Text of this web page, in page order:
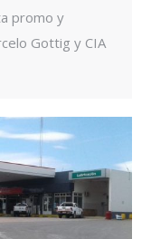
promo y
Gottig y CIA